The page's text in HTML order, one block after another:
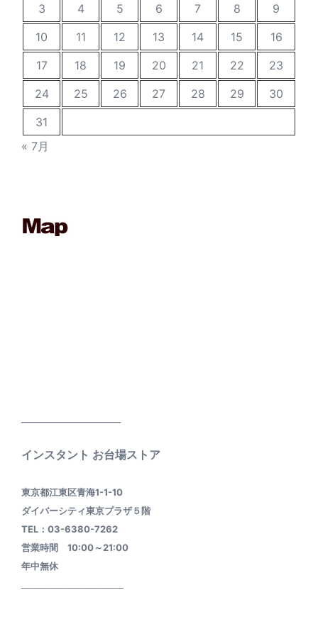
3
4 5 6 7 8
9
10
11 12 13 14 15
16
17
18 19 20 21 22
23
24
25 26 27 28 29
30
31
« 7月
インスタント お台場ストア
東京都江東区青海1-1-10
ダイバーシティ東京プラザ５階
TEL：03-6380-7262
営業時間 10:00～21:00
年中無休